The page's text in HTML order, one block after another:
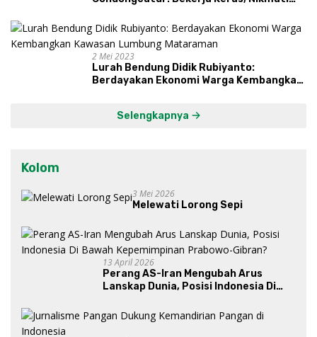
dan Syukuri Hasil
2 Mei 2023
Lurah Bendung Didik Rubiyanto:
Berdayakan Ekonomi Warga Kembangkan
Selengkapnya
Kolom
3 Mei 2026
Melewati Lorong Sepi
13 April 2026
Perang AS-Iran Mengubah Arus
Lanskap Dunia, Posisi Indonesia Di
Gibran?